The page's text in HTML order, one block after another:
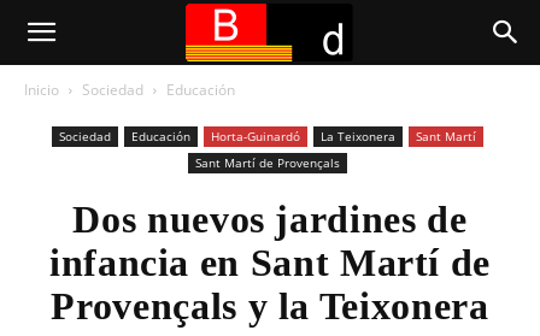
Inicio Sociedad Educación
Sociedad Educación Horta-Guinardó La Teixonera
Sant Martí
Sant Martí de Provençals
Dos nuevos jardines de
infancia en Sant Martí de
Provençals y la Teixonera